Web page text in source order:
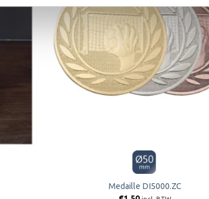
Medaille DI5000.ZC